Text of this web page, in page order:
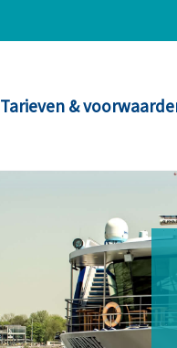
Tarieven &